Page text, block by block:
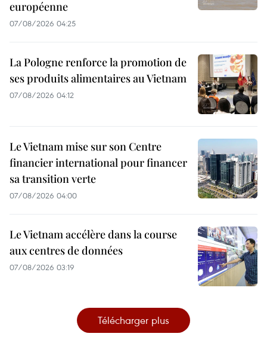
européenne
07/08/2026 04:25
La Pologne renforce la promotion de
ses produits alimentaires au Vietnam
07/08/2026 04:12
Le Vietnam mise sur son Centre
financier international pour financer
sa transition verte
07/08/2026 04:00
Le Vietnam accélère dans la course
aux centres de données
07/08/2026 03:19
Télécharger plus